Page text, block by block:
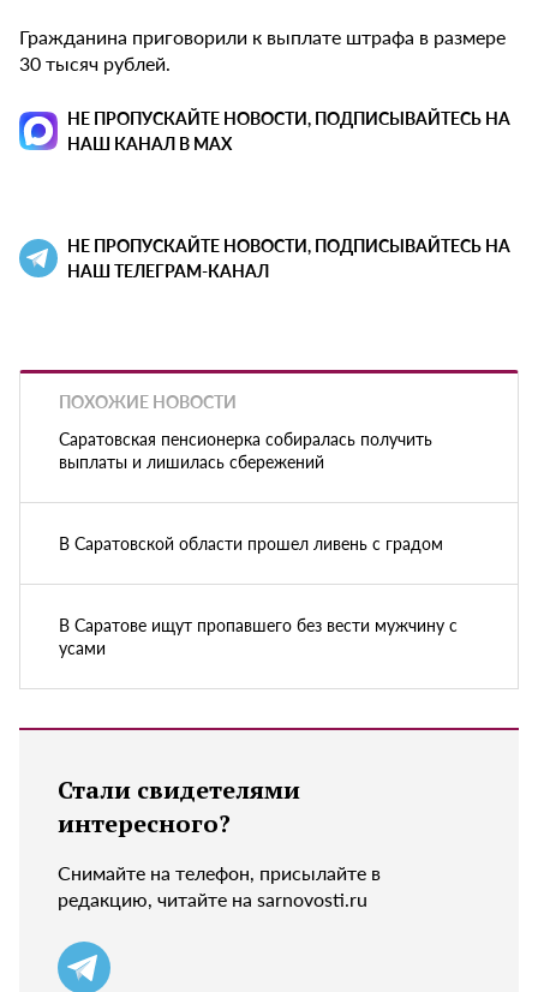
Гражданина приговорили к выплате штрафа в размере
30 тысяч рублей.
НЕ ПРОПУСКАЙТЕ НОВОСТИ, ПОДПИСЫВАЙТЕСЬ НА
НАШ КАНАЛ В MAX
НЕ ПРОПУСКАЙТЕ НОВОСТИ, ПОДПИСЫВАЙТЕСЬ НА
НАШ ТЕЛЕГРАМ-КАНАЛ
ПОХОЖИЕ НОВОСТИ
Саратовская пенсионерка собиралась получить
выплаты и лишилась сбережений
В Саратовской области прошел ливень с градом
В Саратове ищут пропавшего без вести мужчину с
усами
Стали свидетелями
интересного?
Снимайте на телефон, присылайте в
редакцию, читайте на sarnovosti.ru